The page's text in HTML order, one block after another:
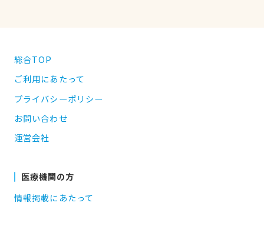
総合TOP
ご利用にあたって
プライバシーポリシー
お問い合わせ
運営会社
医療機関の方
情報掲載にあたって